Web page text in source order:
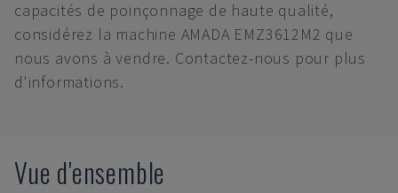
capacités de poinçonnage de haute qualité,
considérez la machine AMADA EMZ3612M2 que
nous avons à vendre. Contactez-nous pour plus
d'informations.
Vue d'ensemble